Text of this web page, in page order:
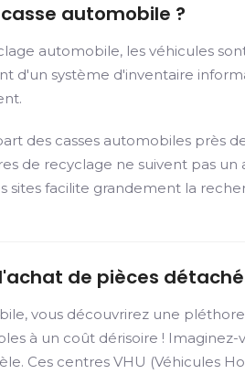
automobile ?
automobile, les véhicules
d'un système d'inventaire
des casses automobiles près
de recyclage ne suivent pas
sites facilite grandement la
de pièces
vous découvrirez une
à un coût dérisoire !
Ces centres VHU (Véhicules